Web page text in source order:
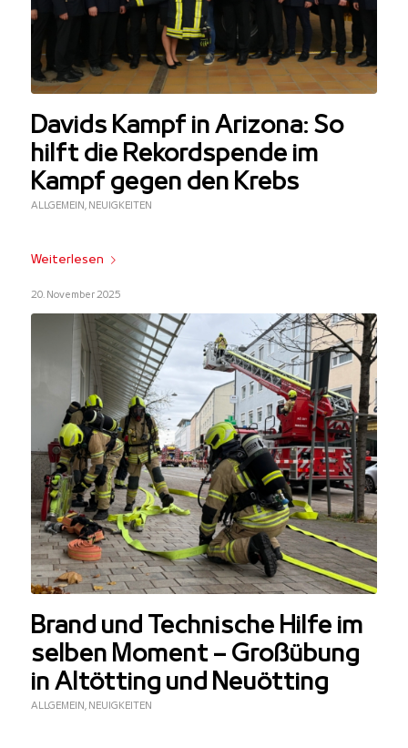
Davids Kampf in Arizona: So
hilft die Rekordspende im
Kampf gegen den Krebs
ALLGEMEIN, NEUIGKEITEN
Weiterlesen
20. November 2025
Brand und Technische Hilfe im
selben Moment – Großübung
in Altötting und Neuötting
ALLGEMEIN, NEUIGKEITEN